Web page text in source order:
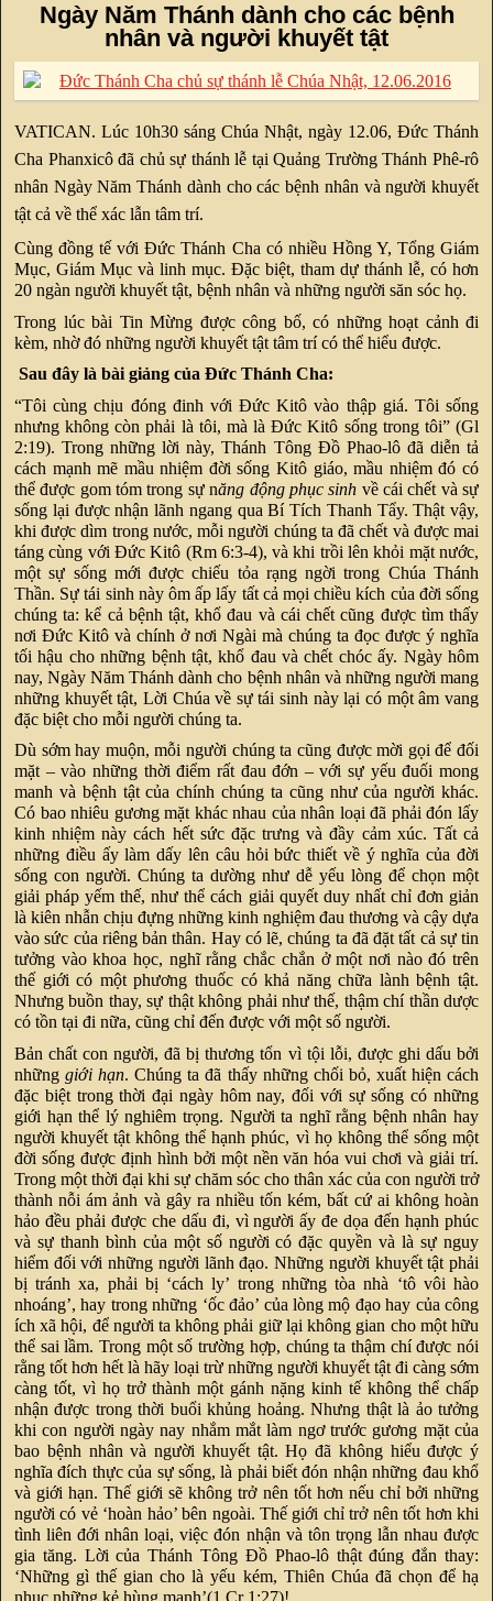
Ngày Năm Thánh dành cho các bệnh
nhân và người khuyết tật
VATICAN. Lúc 10h30 sáng Chúa Nhật, ngày 12.06, Đức Thánh
Cha Phanxicô đã chủ sự thánh lễ tại Quảng Trường Thánh Phê-rô
nhân Ngày Năm Thánh dành cho các bệnh nhân và người khuyết
tật cả về thể xác lẫn tâm trí.
Cùng đồng tế với Đức Thánh Cha có nhiều Hồng Y, Tổng Giám
Mục, Giám Mục và linh mục. Đặc biệt, tham dự thánh lễ, có hơn
20 ngàn người khuyết tật, bệnh nhân và những người săn sóc họ.
Trong lúc bài Tin Mừng được công bố, có những hoạt cảnh đi
kèm, nhờ đó những người khuyết tật tâm trí có thể hiểu được.
Sau đây là bài giảng của Đức Thánh Cha:
“Tôi cùng chịu đóng đinh với Đức Kitô vào thập giá. Tôi sống
nhưng không còn phải là tôi, mà là Đức Kitô sống trong tôi” (Gl
2:19). Trong những lời này, Thánh Tông Đồ Phao-lô đã diễn tả
cách mạnh mẽ mầu nhiệm đời sống Kitô giáo, mầu nhiệm đó có
thể được gom tóm trong sự năng động phục sinh về cái chết và sự
sống lại được nhận lãnh ngang qua Bí Tích Thanh Tẩy. Thật vậy,
khi được dìm trong nước, mỗi người chúng ta đã chết và được mai
táng cùng với Đức Kitô (Rm 6:3-4), và khi trồi lên khỏi mặt nước,
một sự sống mới được chiếu tỏa rạng ngời trong Chúa Thánh
Thần. Sự tái sinh này ôm ấp lấy tất cả mọi chiều kích của đời sống
chúng ta: kể cả bệnh tật, khổ đau và cái chết cũng được tìm thấy
nơi Đức Kitô và chính ở nơi Ngài mà chúng ta đọc được ý nghĩa
tối hậu cho những bệnh tật, khổ đau và chết chóc ấy. Ngày hôm
nay, Ngày Năm Thánh dành cho bệnh nhân và những người mang
những khuyết tật, Lời Chúa về sự tái sinh này lại có một âm vang
đặc biệt cho mỗi người chúng ta.
Dù sớm hay muộn, mỗi người chúng ta cũng được mời gọi để đối
mặt – vào những thời điểm rất đau đớn – với sự yếu đuối mong
manh và bệnh tật của chính chúng ta cũng như của người khác.
Có bao nhiêu gương mặt khác nhau của nhân loại đã phải đón lấy
kinh nhiệm này cách hết sức đặc trưng và đầy cảm xúc. Tất cả
những điều ấy làm dấy lên câu hỏi bức thiết về ý nghĩa của đời
sống con người. Chúng ta dường như dễ yếu lòng để chọn một
giải pháp yếm thế, như thể cách giải quyết duy nhất chỉ đơn giản
là kiên nhẫn chịu đựng những kinh nghiệm đau thương và cậy dựa
vào sức của riêng bản thân. Hay có lẽ, chúng ta đã đặt tất cả sự tin
tưởng vào khoa học, nghĩ rằng chắc chắn ở một nơi nào đó trên
thế giới có một phương thuốc có khả năng chữa lành bệnh tật.
Nhưng buồn thay, sự thật không phải như thế, thậm chí thần dược
có tồn tại đi nữa, cũng chỉ đến được với một số người.
Bản chất con người, đã bị thương tổn vì tội lỗi, được ghi dấu bởi
nhữnggiới hạn. Chúng ta đã thấy những chối bỏ, xuất hiện cách
đặc biệt trong thời đại ngày hôm nay, đối với sự sống có những
giới hạn thể lý nghiêm trọng. Người ta nghĩ rằng bệnh nhân hay
người khuyết tật không thể hạnh phúc, vì họ không thể sống một
đời sống được định hình bởi một nền văn hóa vui chơi và giải trí.
Trong một thời đại khi sự chăm sóc cho thân xác của con người trở
thành nỗi ám ảnh và gây ra nhiều tốn kém, bất cứ ai không hoàn
hảo đều phải được che dấu đi, vì người ấy đe dọa đến hạnh phúc
và sự thanh bình của một số người có đặc quyền và là sự nguy
hiểm đối với những người lãnh đạo. Những người khuyết tật phải
bị tránh xa, phải bị ‘cách ly’ trong những tòa nhà ‘tô vôi hào
nhoáng’, hay trong những ‘ốc đảo’ của lòng mộ đạo hay của công
ích xã hội, để người ta không phải giữ lại không gian cho một hữu
thể sai lầm. Trong một số trường hợp, chúng ta thậm chí được nói
rằng tốt hơn hết là hãy loại trừ những người khuyết tật đi càng sớm
càng tốt, vì họ trở thành một gánh nặng kinh tế không thể chấp
nhận được trong thời buổi khủng hoảng. Nhưng thật là ảo tưởng
khi con người ngày nay nhắm mắt làm ngơ trước gương mặt của
bao bệnh nhân và người khuyết tật. Họ đã không hiểu được ý
nghĩa đích thực của sự sống, là phải biết đón nhận những đau khổ
và giới hạn. Thế giới sẽ không trở nên tốt hơn nếu chỉ bởi những
người có vẻ ‘hoàn hảo’ bên ngoài. Thế giới chỉ trở nên tốt hơn khi
tình liên đới nhân loại, việc đón nhận và tôn trọng lẫn nhau được
gia tăng. Lời của Thánh Tông Đồ Phao-lô thật đúng đắn thay:
‘Những gì thế gian cho là yếu kém, Thiên Chúa đã chọn để hạ
nhục những kẻ hùng mạnh’(1 Cr 1:27)!